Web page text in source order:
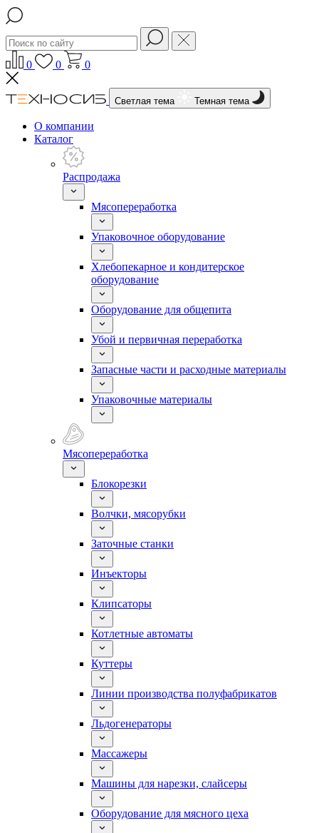
0 0 0
Светлая тема Темная тема
О компании
Каталог
Распродажа
Мясопереработка
Упаковочное оборудование
Хлебопекарное и кондитерское
оборудование
Оборудование для общепита
Убой и первичная переработка
Запасные части и расходные материалы
Упаковочные материалы
Мясопереработка
Блокорезки
Волчки, мясорубки
Заточные станки
Инъекторы
Клипсаторы
Котлетные автоматы
Куттеры
Линии производства полуфабрикатов
Льдогенераторы
Массажеры
Машины для нарезки, слайсеры
Оборудование для мясного цеха